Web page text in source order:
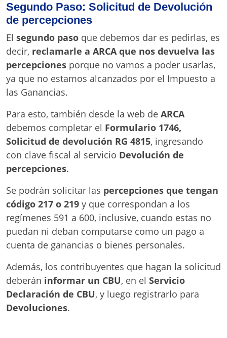
Segundo Paso: Solicitud de Devolución
de percepciones
El segundo paso que debemos dar es pedirlas, es
decir, reclamarle a ARCA que nos devuelva las
percepciones porque no vamos a poder usarlas,
ya que no estamos alcanzados por el Impuesto a
las Ganancias.
Para esto, también desde la web de ARCA
debemos completar el Formulario 1746,
Solicitud de devolución RG 4815, ingresando
con clave fiscal al servicio Devolución de
percepciones.
Se podrán solicitar las percepciones que tengan
código 217 o 219 y que correspondan a los
regímenes 591 a 600, inclusive, cuando estas no
puedan ni deban computarse como un pago a
cuenta de ganancias o bienes personales.
Además, los contribuyentes que hagan la solicitud
deberán informar un CBU, en el Servicio
Declaración de CBU, y luego registrarlo para
Devoluciones.